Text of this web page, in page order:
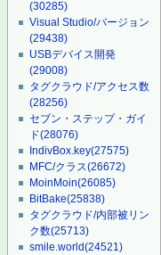
(30285)
Visual Studio/バージョン
(29438)
USBデバイス開発
(29008)
タグクラウド/アクセス数
(28256)
セブン・ステップ・ガイ
ド(28076)
IndivBox.key(27575)
MFC/クラス(26672)
MoinMoin(26085)
BitBake(25838)
タグクラウド/内部被リン
ク数(25713)
smile.world(24521)